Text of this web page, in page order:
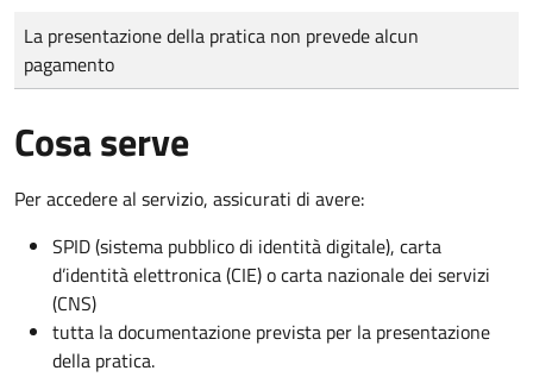
Tipo di pagamento
Importo
La presentazione della pratica non prevede alcun
pagamento
Cosa serve
Per accedere al servizio, assicurati di avere:
SPID (sistema pubblico di identità digitale), carta
d’identità elettronica (CIE) o carta nazionale dei servizi
(CNS)
tutta la documentazione prevista per la presentazione
della pratica.